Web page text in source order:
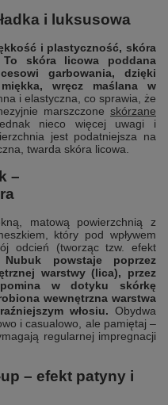
i luksusowa
i plastyczność, skóra
skóra licowa poddana
garbowania, dzięki
wręcz maślana w
i elastyczna, co sprawia, że
marszczone skórzane
nieco więcej uwagi i
jest podatniejsza na
twarda skóra licowa.
–
matową powierzchnią z
który pod wpływem
odcień (tworząc tzw. efekt
Nubuk powstaje poprzez
warstwy (lica), przez
w dotyku skórkę
wewnętrzna warstwa
włosiu. Obydwa
i casualowo, ale pamiętaj –
regularnej impregnacji
– efekt patyny i